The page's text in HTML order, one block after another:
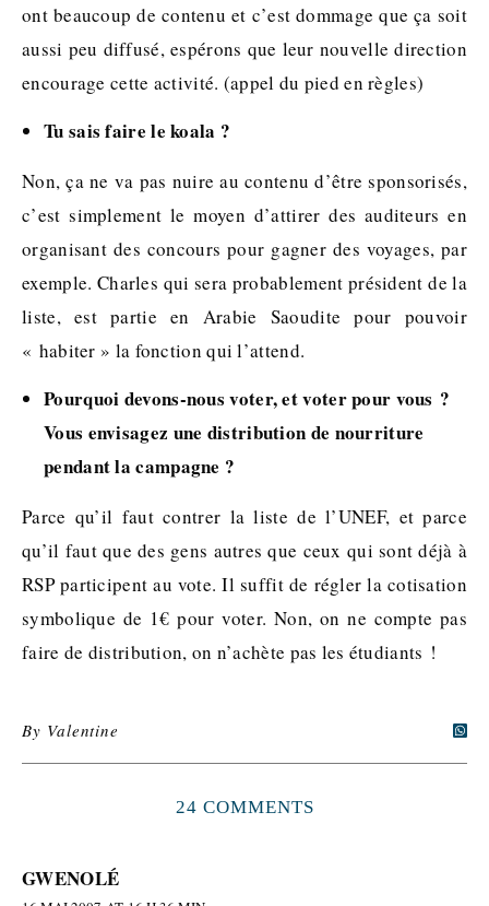
ont beaucoup de contenu et c’est dommage que ça soit
aussi peu diffusé, espérons que leur nouvelle direction
encourage cette activité. (appel du pied en règles)
Tu sais faire le koala ?
Non, ça ne va pas nuire au contenu d’être sponsorisés,
c’est simplement le moyen d’attirer des auditeurs en
organisant des concours pour gagner des voyages, par
exemple. Charles qui sera probablement président de la
liste, est partie en Arabie Saoudite pour pouvoir
« habiter » la fonction qui l’attend.
Pourquoi devons-nous voter, et voter pour vous ?
Vous envisagez une distribution de nourriture
pendant la campagne ?
Parce qu’il faut contrer la liste de l’UNEF, et parce
qu’il faut que des gens autres que ceux qui sont déjà à
RSP participent au vote. Il suffit de régler la cotisation
symbolique de 1€ pour voter. Non, on ne compte pas
faire de distribution, on n’achète pas les étudiants !
By Valentine
24 COMMENTS
GWENOLÉ